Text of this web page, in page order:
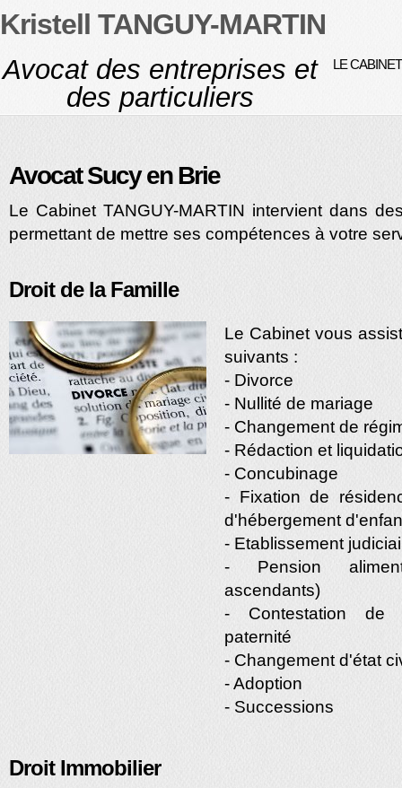
Kristell TANGUY-MARTIN
LE CABINET
Avocat des entreprises et
des particuliers
Avocat Sucy en Brie
Le Cabinet TANGUY-MARTIN intervient dans
permettant de mettre ses compétences à votre
Droit de la Famille
Le Cabinet vous
suivants :
- Divorce
- Nullité de mariage
- Changement de
- Rédaction et
- Concubinage
- Fixation de
d'hébergement
- Etablissement
- Pension
ascendants)
- Contestation de
paternité
- Changement d'état
- Adoption
- Successions
Droit Immobilier